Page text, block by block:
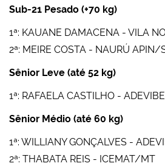
Sub-21 Pesado (+70 kg)
1ª: KAUANE DAMACENA - VILA
2ª: MEIRE COSTA - NAURÚ APIN/
Sênior Leve (até 52 kg)
1ª: RAFAELA CASTILHO -
Sênior Médio (até 60 kg)
1ª: WILLIANY GONÇALVES -
2ª: THABATA REIS - ICEMAT/MT